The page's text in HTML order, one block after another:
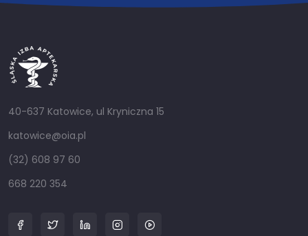
40-637 Katowice, ul Kryniczna 15
katowice@oia.pl
(32) 608 97 60
668 220 354